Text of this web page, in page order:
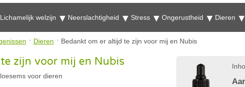
Lichamelijk welzijn Neerslachtigheid Stress Ongerustheid Dieren
Dieren Bedankt om er altijd te zijn voor mij en Nubis
zijn voor mij en Nubis
voor dieren